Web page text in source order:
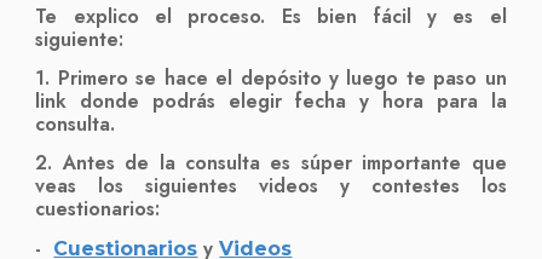
Te explico el proceso. Es bien fácil y es el
siguiente:
1. Primero se hace el depósito y luego te paso un
link donde podrás elegir fecha y hora para la
consulta.
2. Antes de la consulta es súper importante que
veas los siguientes videos y contestes los
cuestionarios:
-
Cuestionarios yVideos